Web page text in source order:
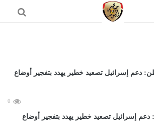
0
إسرائيل تصعيد خطير يهدد بتفجير أوضاع